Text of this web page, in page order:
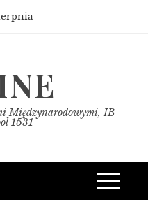
Międzynarodowymi, IB
1531